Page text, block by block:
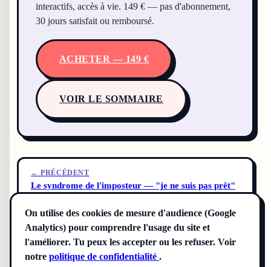
interactifs, accès à vie. 149 € — pas d'abonnement,
30 jours satisfait ou remboursé.
ACHETER — 149 €
VOIR LE SOMMAIRE
← PRÉCÉDENT
Le syndrome de l'imposteur — "je ne suis pas prêt"
SUIVANT →
L'audit honnête — ton projet est-il bookable ?
On utilise des cookies de mesure d'audience (Google
Analytics) pour comprendre l'usage du site et
l'améliorer. Tu peux les accepter ou les refuser. Voir
notre politique de confidentialité .